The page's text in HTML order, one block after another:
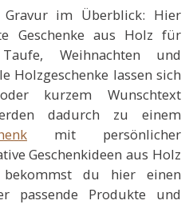
im Überblick: Hier
Geschenke aus Holz für
Weihnachten und
Holzgeschenke lassen sich
kurzem Wunschtext
dadurch zu einem
mit persönlicher
Geschenkideen aus Holz
du hier einen
passende Produkte und